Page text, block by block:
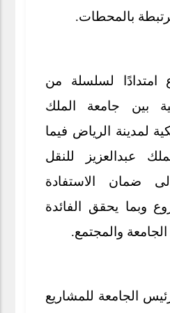
بالمحطات.
امتدادًا لسلسلة من
بين جامعة الملك
لمدينة الرياض فيما
عبدالعزيز للنقل
إلى ضمان الاستفادة
وبما يحقق الفائدة
والمجتمع.
الجامعة للمشاريع